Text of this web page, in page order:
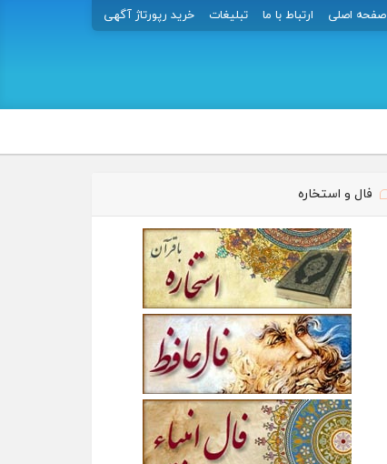
صفحه اصلی ارتباط با ما تبلیغات خرید رپورتاژ آگهی
فال و استخاره